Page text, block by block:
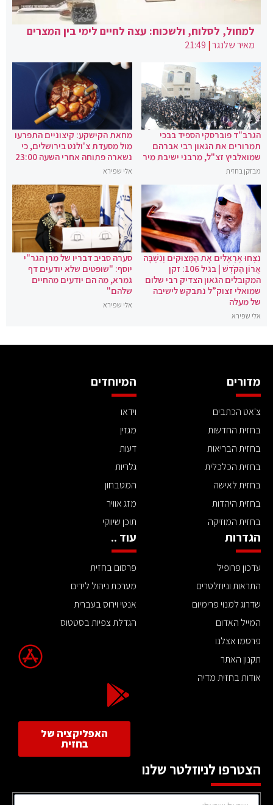
למחול, לסלוח, ולשכוח: עצה לחיים לימי בין המצרים
מאיר שלנגר|
21:49
הגרב"ד פוברסקי הספיד בבכי
תמרורים את הגאון רבי אברהם
שמואלביץ זצ"ל, מרבני ישיבת מיר
מבזקן בחזית
מחאת הקישקע: קיצוניים התפרעו
מול מסעדת צ'ולנט בירושלים, כי
נשארה פתוחה אחרי השעה 23:00
אלי שפירא
נִצְּחוּ אֶרְאֶלִּים אֶת הַמְּצוּקִים וְנִשְׁבָּה
אֲרוֹן הַקֹּדֶשׁ | בגיל 106: זקן
המקובלים הגאון הצדיק רבי שלום
שמואלי זצוק”ל נתבקש לישיבה
של מעלה
אלי שפירא
סערה סביב דבריו של מרן הגר"י
יוסף: "שופטים שלא יודעים דף
גמרא, מה הם יודעים מהחיים
שלהם"
אלי שפירא
מדורים
צ'אט הכתבים
בחזית החדשות
בחזית הבריאות
בחזית הכלכלית
בחזית לאישה
בחזית היהדות
בחזית המוזיקה
המיוחדים
וידאו
מגזין
דעות
גלריות
המטבחון
מזג אוויר
תוכן שיווקי
הגדרות
עדכון פרופיל
התראות וניוזלטרים
שדרוג למנוי פרימיום
המייל האדום
פרסמו אצלנו
תקנון האתר
אודות בחזית מדיה
עוד ..
פרסום בחזית
מערכת ניהול לידים
אנטי וירוס בעברית
הגדלת צפיות בסטטוס
האפליקציה של
בחזית
הצטרפו לניוזלטר שלנו